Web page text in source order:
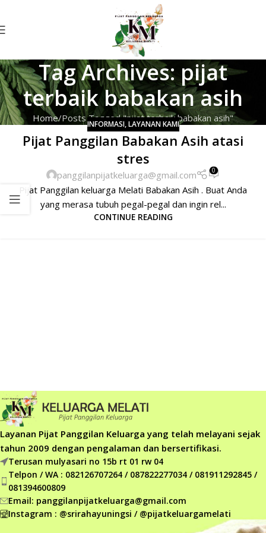
Tag Archives: pijat
terbaik babakan asih
Home Posts Tagged "pijat terbaik babakan asih"
INFORMASI,LAYANAN KAMI
Pijat Panggilan Babakan Asih atasi
stres
panggilanpijatkeluarga@gmail.com 0
Pijat Panggilan keluarga Melati Babakan Asih . Buat Anda
yang merasa tubuh pegal-pegal dan ingin rel...
CONTINUE READING
Layanan Pijat Panggilan Keluarga yang telah melayani sejak
tahun 2009 dengan pengalaman dan bersertifikasi.
Terusan mulyasari no 15b rt 01 rw 04
Telpon / WA : 082126707264 / 087822277034 / 081911292845 /
081394600809
Email: panggilanpijatkeluarga@gmail.com
Instagram : @srirahayuningsi / @pijatkeluargamelati